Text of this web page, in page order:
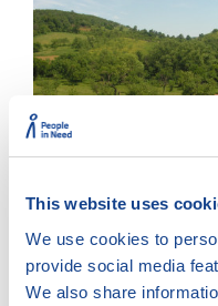
This website uses
We use cookies to
provide social media
We also share